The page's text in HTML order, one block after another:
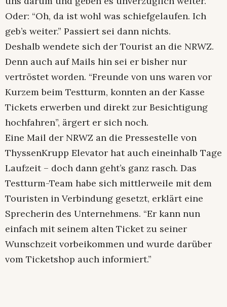
Oder: “Oh, da ist wohl was schiefgelaufen. Ich
geb’s weiter.” Passiert sei dann nichts.
Deshalb wendete sich der Tourist an die NRWZ.
Denn auch auf Mails hin sei er bisher nur
vertröstet worden. “Freunde von uns waren vor
Kurzem beim Testturm, konnten an der Kasse
Tickets erwerben und direkt zur Besichtigung
hochfahren”, ärgert er sich noch.
Eine Mail der NRWZ an die Pressestelle von
ThyssenKrupp Elevator hat auch eineinhalb Tage
Laufzeit – doch dann geht’s ganz rasch. Das
Testturm-Team habe sich mittlerweile mit dem
Touristen in Verbindung gesetzt, erklärt eine
Sprecherin des Unternehmens. “Er kann nun
einfach mit seinem alten Ticket zu seiner
Wunschzeit vorbeikommen und wurde darüber
vom Ticketshop auch informiert.”